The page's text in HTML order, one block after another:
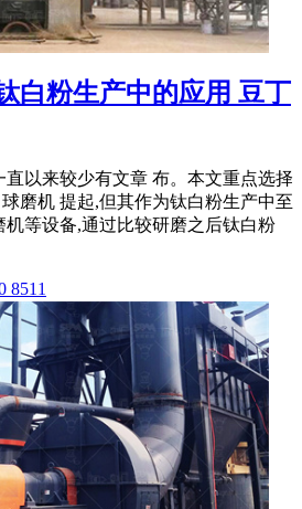
白粉生产中的应用 豆丁
直以来较少有文章 布。本文重点选择
磨机 提起,但其作为钛白粉生产中至
机等设备,通过比较研磨之后钛白粉
8511